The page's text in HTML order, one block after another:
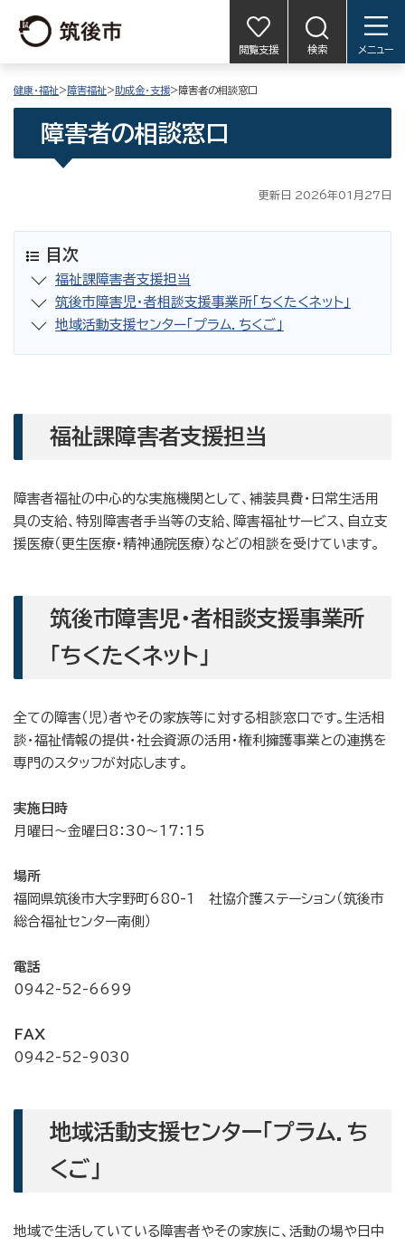
閲覧支援 検索 メニュー
健康・福祉>障害福祉>助成金・支援>障害者の相談窓口
障害者の相談窓口
更新日 2026年01月27日
目次
福祉課障害者支援担当
筑後市障害児・者相談支援事業所「ちくたくネット」
地域活動支援センター「プラム．ちくご」
福祉課障害者支援担当
障害者福祉の中心的な実施機関として、補装具費・日常生活用
具の支給、特別障害者手当等の支給、障害福祉サービス、自立支
援医療（更生医療・精神通院医療）などの相談を受けています。
筑後市障害児・者相談支援事業所
「ちくたくネット」
全ての障害（児）者やその家族等に対する相談窓口です。生活相
談・福祉情報の提供・社会資源の活用・権利擁護事業との連携を
専門のスタッフが対応します。
実施日時
月曜日～金曜日8：30～17：15
場所
福岡県筑後市大字野町680-1 社協介護ステーション（筑後市
総合福祉センター南側）
電話
0942-52-6699
FAX
0942-52-9030
地域活動支援センター「プラム．ち
くご」
地域で生活していている障害者やその家族に、活動の場や日中